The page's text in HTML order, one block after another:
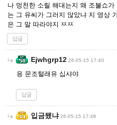
나 멍천한 소릴 해대는지 왜 조불쇼
는 그 유씨가 그러지 않았냐 지 영상
은 그 말 따라야지 ㅉㅉ
답글
Ejwhgrp12 26-05-15 17:40
응 문조털래유 십샤야
답글
입금됐냐 26-05-15 17:48